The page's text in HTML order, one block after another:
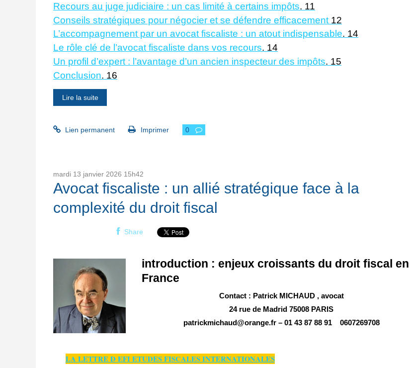
Recours au juge judiciaire : un cas limité à certains impôts. 11
Conseils stratégiques pour négocier et se défendre efficacement 12
L’accompagnement par un avocat fiscaliste : un atout indispensable. 14
Le rôle clé de l’avocat fiscaliste dans vos recours. 14
Un profil d’expert : l’avantage d’un ancien inspecteur des impôts. 15
Conclusion. 16
Lire la suite
Lien permanent Imprimer 0
mardi 13 janvier 2026 15h42
Avocat fiscaliste : un allié stratégique face à la
complexité du droit fiscal
Share
introduction : enjeux croissants du droit fiscal en
France
Contact : Patrick MICHAUD , avocat
24 rue de Madrid 75008 PARIS
patrickmichaud@orange.fr – 01 43 87 88 91 0607269708
LA LETTRE D EFI ETUDES FISCALES INTERNATIONALES